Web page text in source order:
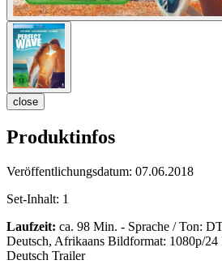
close
Produktinfos
Veröffentlichungsdatum: 07.06.2018
Set-Inhalt: 1
Laufzeit: ca. 98 Min. - Sprache / Ton:
Deutsch, Afrikaans Bildformat: 1080p/
Deutsch Trailer